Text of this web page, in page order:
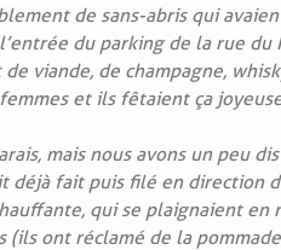
de sans-abris qui
du parking de la rue
viande, de champagne,
et ils fêtaient ça
mais nous avons un peu
déjà fait puis filé en direction
qui se plaignaient
ont réclamé de la